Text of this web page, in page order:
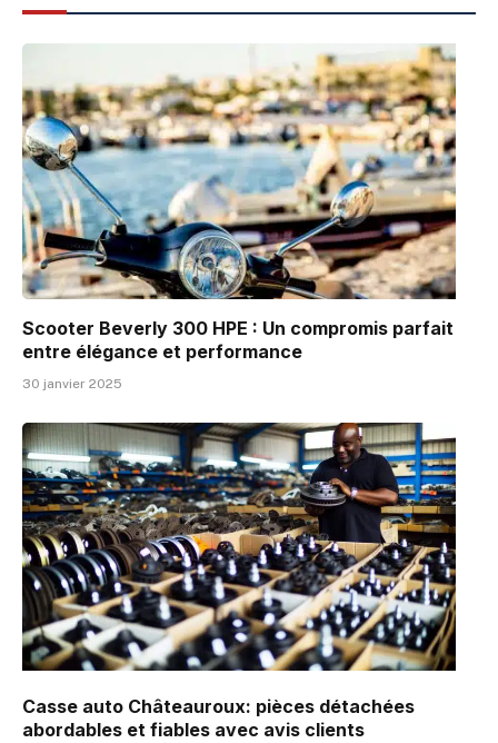
Scooter Beverly 300 HPE : Un compromis parfait
entre élégance et performance
30 janvier 2025
Casse auto Châteauroux: pièces détachées
abordables et fiables avec avis clients